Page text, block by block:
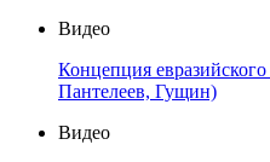
Видео
Концепция
Пантелеев, Гущин)
Видео